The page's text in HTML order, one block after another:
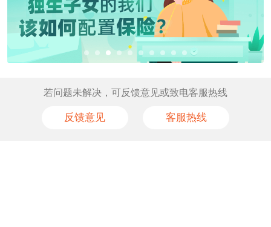
若问题未解决，可反馈意见或致电客服热线
反馈意见 客服热线